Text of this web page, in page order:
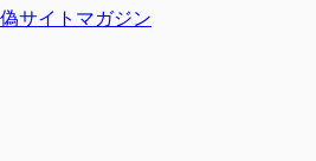
偽サイトマガジン